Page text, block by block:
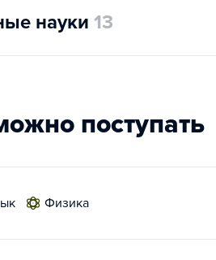
науки 13
поступать
физика